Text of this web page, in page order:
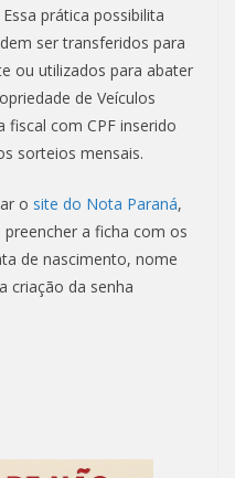
prática possibilita
ser transferidos para
ou utilizados para abater
de Veículos
fiscal com CPF inserido
sorteios mensais.
o site do Nota Paraná,
preencher a ficha com os
de nascimento, nome
criação da senha